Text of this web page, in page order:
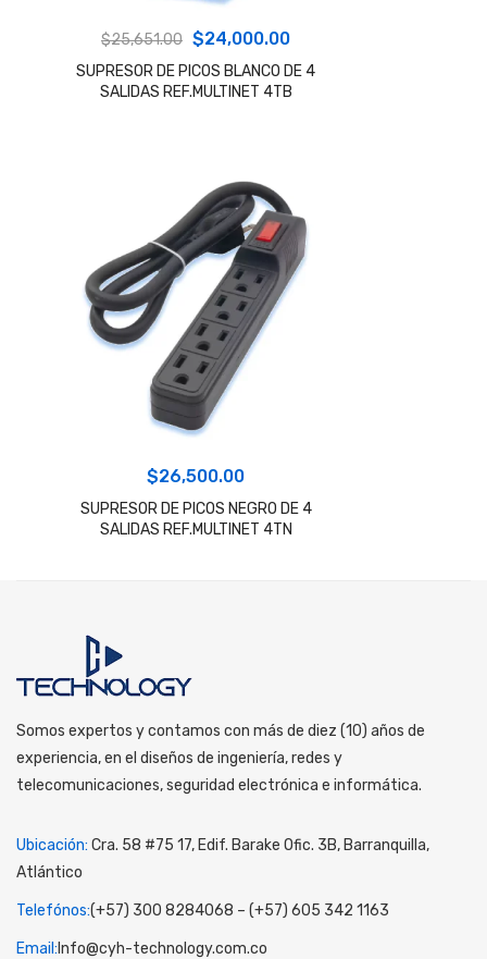
$25,651.00 El
precio
original
$24,000.00El
precio
actual
SUPRESOR DE PICOS BLANCO DE 4
SALIDAS REF.MULTINET 4TB
$26,500.00
SUPRESOR DE PICOS NEGRO DE 4
SALIDAS REF.MULTINET 4TN
Somos expertos y contamos con más de diez (10) años de
experiencia, en el diseños de ingeniería, redes y
telecomunicaciones, seguridad electrónica e informática.
Ubicación: Cra. 58 #75 17, Edif. Barake Ofic. 3B, Barranquilla,
Atlántico
Telefónos:(+57) 300 8284068 – (+57) 605 342 1163
Email: Info@cyh-technology.com.co